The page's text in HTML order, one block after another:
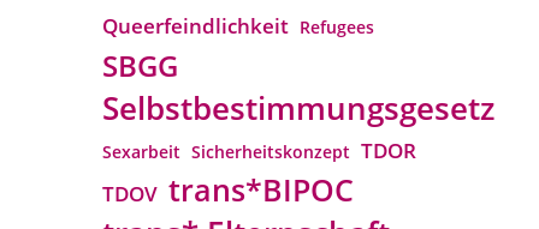
Queerfeindlichkeit Refugees
SBGG
Selbstbestimmungsgesetz
Sexarbeit Sicherheitskonzept TDOR
TDOV trans*BIPOC